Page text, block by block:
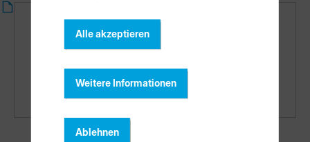
Teileliste: Der Inhalt Ihres Sets mit allen
Teilenummern
Teileliste Sorting Production Set
(PDF, 645 KB)
Alle akzeptieren
Weitere Informationen
Ablehnen